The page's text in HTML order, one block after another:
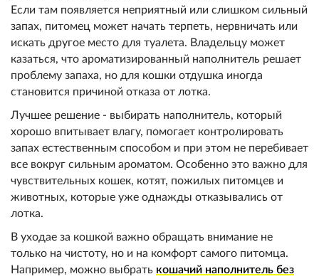
Если там появляется неприятный или слишком сильный
запах, питомец может начать терпеть, нервничать или
искать другое место для туалета. Владельцу может
казаться, что ароматизированный наполнитель решает
проблему запаха, но для кошки отдушка иногда
становится причиной отказа от лотка.
Лучшее решение - выбирать наполнитель, который
хорошо впитывает влагу, помогает контролировать
запах естественным способом и при этом не перебивает
все вокруг сильным ароматом. Особенно это важно для
чувствительных кошек, котят, пожилых питомцев и
животных, которые уже однажды отказывались от
лотка.
В уходае за кошкой важно обращать внимание не
только на чистоту, но и на комфорт самого питомца.
Например, можно выбрать кошачий наполнитель без